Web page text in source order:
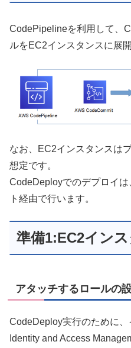
CodePipelineを利用して、
ルをEC2インスタンスに展開
なお、EC2インスタンスは
想定です。
CodeDeployでのデプロイ
ト経由で行います。
準備1:EC2イン
アタッチするロールの
CodeDeploy実行のために
Identity and Access